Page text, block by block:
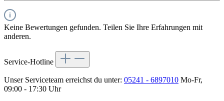
Keine Bewertungen gefunden. Teilen Sie Ihre Erfahrungen mit
anderen.
Service-Hotline
Unser Serviceteam erreichst du unter: 05241 - 6897010 Mo-Fr,
09:00 - 17:30 Uhr